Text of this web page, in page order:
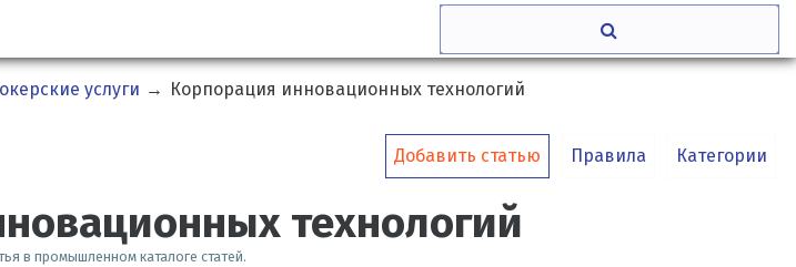
услуги → Корпорация инновационных технологий
Добавить статью Правила Категории
технологий
в промышленном каталоге статей.